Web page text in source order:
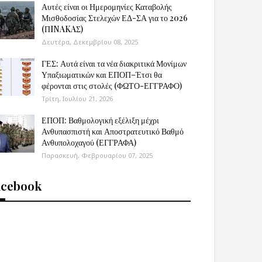
Αυτές είναι οι Ημερομηνίες Καταβολής
Μισθοδοσίας Στελεχών ΕΔ-ΣΑ για το 2026
(ΠINAKAΣ)
Δευτέρα, Δεκεμβρίου 08, 2025
ΓΕΣ: Αυτά είναι τα νέα διακριτικά Μονίμων
Υπαξιωματικών και ΕΠΟΠ–Έτσι θα
φέρονται στις στολές (ΦΩΤΟ-ΕΓΓΡΑΦΟ)
Τρίτη, Ιουλίου 21, 2026
ΕΠΟΠ: Βαθμολογική εξέλιξη μέχρι
Ανθυπασπιστή και Αποστρατευτικό Βαθμό
Ανθυπολοχαγού (ΕΓΓΡΑΦΑ)
Παρασκευή, Φεβρουαρίου 07, 2025